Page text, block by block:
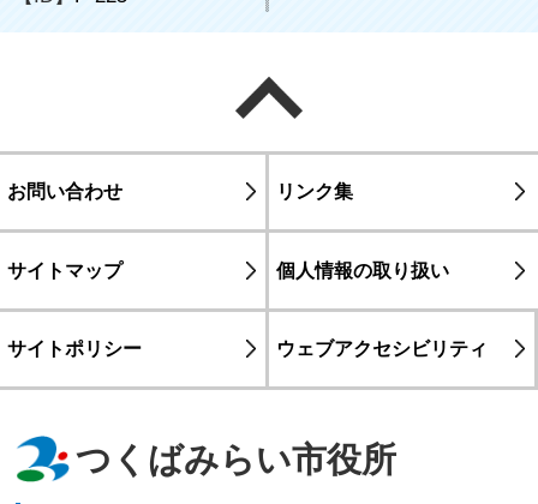
お問い合わせ リンク集
サイトマップ 個人情報の取り扱い
サイトポリシー ウェブアクセシビリティ
つくばみらい市役所